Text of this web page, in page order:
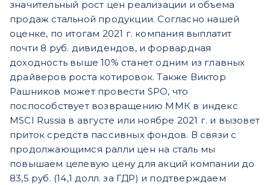
значительный рост цен реализации и объема
продаж стальной продукции. Согласно нашей
оценке, по итогам 2021 г. компания выплатит
почти 8 руб. дивидендов, и форвардная
доходность выше 10% станет одним из главных
драйверов роста котировок. Также Виктор
Рашников может провести SPO, что
поспособствует возвращению ММК в индекс
MSCI Russia в августе или ноябре 2021 г. и вызовет
приток средств пассивных фондов. В связи с
продолжающимся ралли цен на сталь мы
повышаем целевую цену для акций компании до
83,5 руб. (14,1 долл. за ГДР) и подтверждаем